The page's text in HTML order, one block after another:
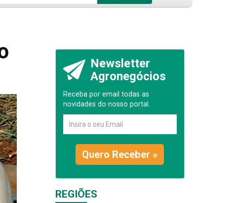
Newsletter
Agronegócios
Receba por email todas as
novidades do nosso portal.
Quero Receber »
REGIÕES